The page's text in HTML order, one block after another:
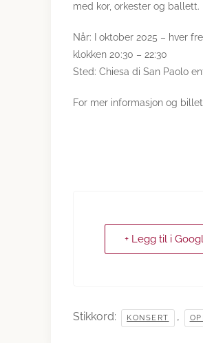
med kor, orkester og ballett.
Når: I oktober 2025 – hver
klokken 20:30 – 22:30
Sted: Chiesa di San Paolo
For mer informasjon og
+ Legg til i
Stikkord: KONSERT ,